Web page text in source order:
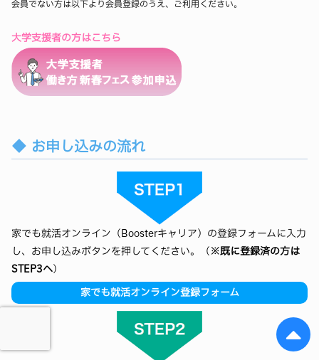
会員でない方は以下より会員登録のうえ、ご利用ください。
大学支援者の方はこちら
お申し込みの流れ
家でも就活オンライン（Boosterキャリア）の登録フォームに入力
し、お申し込みボタンを押してください。（ ※既に登録済の方は
STEP3へ）
家でも就活オンライン登録フォーム